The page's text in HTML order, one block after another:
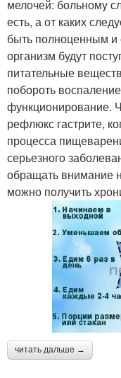
мелочей: больному
есть, а от каких
быть полноценным
организм будут
питательные
побороть
функционирование.
рефлюкс гастрите,
процесса
серьезного
обращать внимание
можно получить
читать дальше →